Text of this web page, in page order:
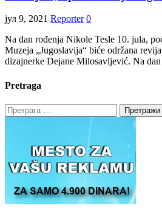
јул 9, 2021 Reporter 0
Na dan rođenja Nikole Tesle 10. jula,
Muzeja „Jugoslavija“ biće održana
dizajnerke Dejane Milosavljević. Na dan
Pretraga
Претрага
за: